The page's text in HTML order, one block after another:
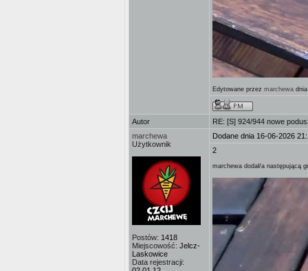
Edytowane przez marchewa
Autor
RE: [S] 924/944 nowe
marchewa
Użytkownik
Postów: 1418
Miejscowość: Jelcz-
Laskowice
Data rejestracji:
Dodane dnia 16-06-2026
2
marchewa dodał/a następującą